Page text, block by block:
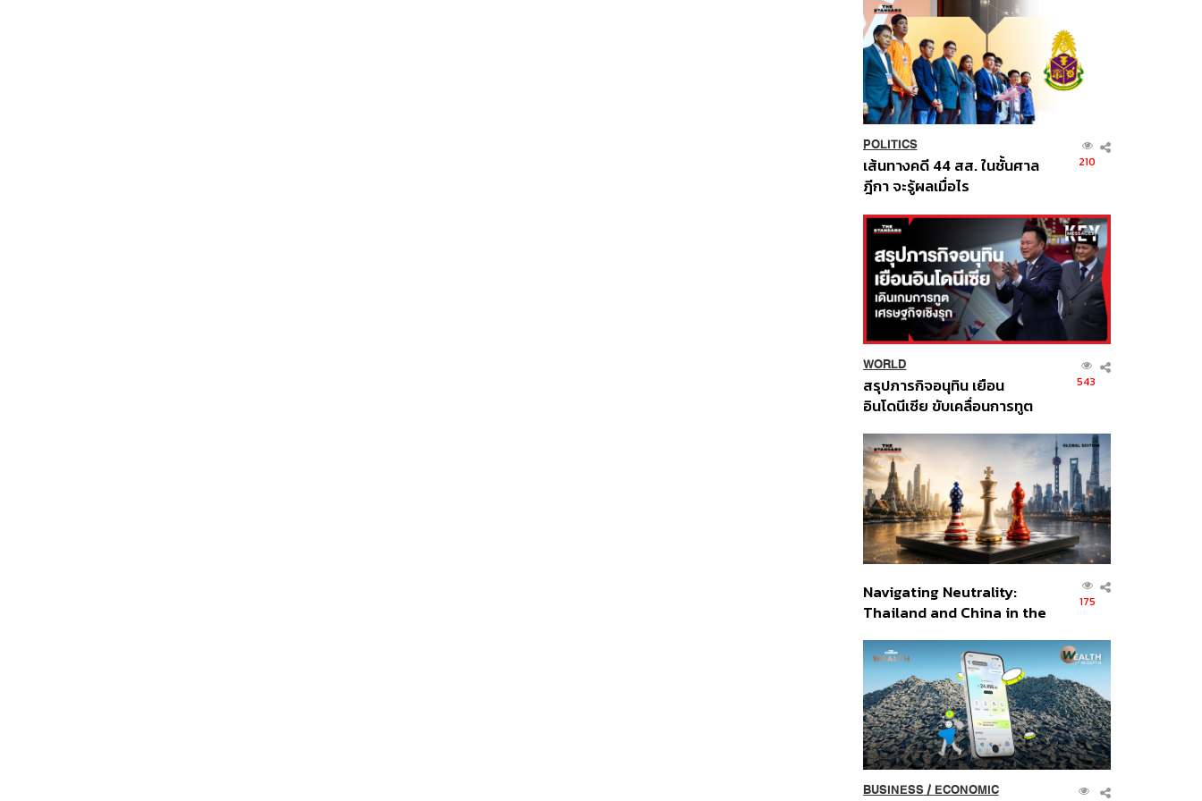
POLITICS
เส้นทางคดี 44 สส. ในชั้นศาล
ฎีกา จะรู้ผลเมื่อไร
210
WORLD
สรุปภารกิจอนุทิน เยือน
อินโดนีเซีย ขับเคลื่อนการทูต
ส่วนยุทธศาสตร์ไทย –
อินโดนีเซีย
543
Navigating Neutrality:
Thailand and China in the
Order
175
BUSINESS/ ECONOMIC